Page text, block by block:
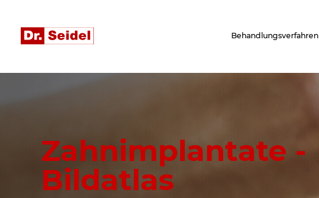
Behandlungsverfahren
Zahnimplantate -
Bildatlas